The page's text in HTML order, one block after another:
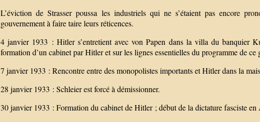
L’éviction de Strasser poussa les industriels qui ne s’étaient pas encore
gouvernement à faire taire leurs réticences.
4 janvier 1933 : Hitler s’entretient avec von Papen dans la villa du banquier
formation d’un cabinet par Hitler et sur les lignes essentielles du programme de ce
7 janvier 1933 : Rencontre entre des monopolistes importants et Hitler dans la
28 janvier 1933 : Schleier est forcé à démissionner.
30 janvier 1933 : Formation du cabinet de Hitler ; début de la dictature fasciste en